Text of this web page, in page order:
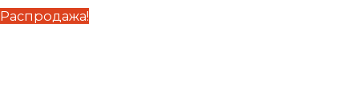
Распродажа!